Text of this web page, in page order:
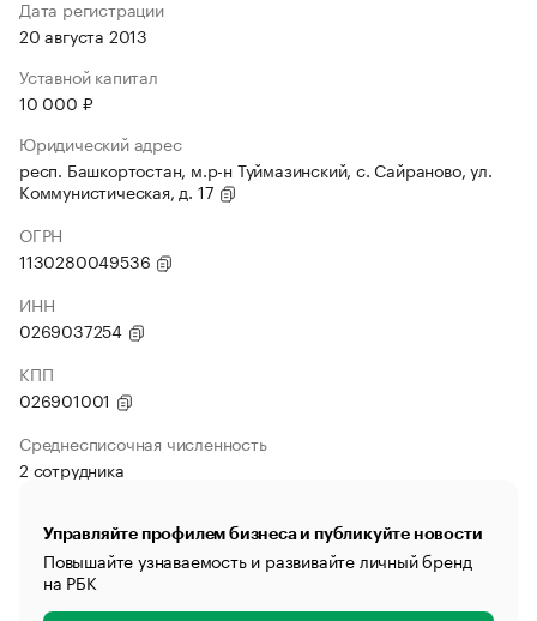
Дата регистрации
20 августа 2013
Уставной капитал
10 000 ₽
Юридический адрес
респ. Башкортостан, м.р-н Туймазинский, с. Сайраново, ул.
Коммунистическая, д. 17
ОГРН
1130280049536
ИНН
0269037254
КПП
026901001
Среднесписочная численность
2 сотрудника
Управляйте профилем бизнеса и публикуйте новости
Повышайте узнаваемость и развивайте личный бренд
на РБК